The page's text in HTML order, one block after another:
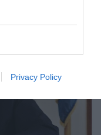
Privacy Policy